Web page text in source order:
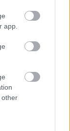
app.
other